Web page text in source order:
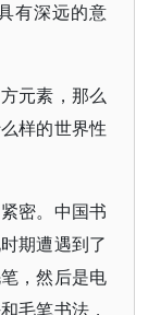
有深远的意
元素，那么
样的世界性
密。中国书
期遭遇到了
，然后是电
毛笔书法，